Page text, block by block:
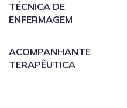
TÉCNICA DE
ENFERMAGEM
ACOMPANHANTE
TERAPÊUTICA